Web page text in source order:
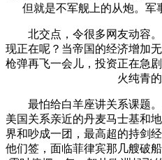
但就是不军舰上的从炮。军
北交点，令很多网友动容。
现正在呢？当帝国的经济增加
枪弹再飞一会儿，投资正在急
火纯青的
最怕给白羊座讲关系课题。
美国关系亲近的丹麦马士基和
界和吵成一团，最高超的持剑
他们签，面临菲律宾那几艘破